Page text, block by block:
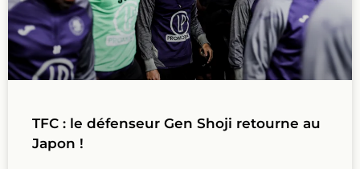
TFC : le défenseur Gen Shoji retourne au
Japon !